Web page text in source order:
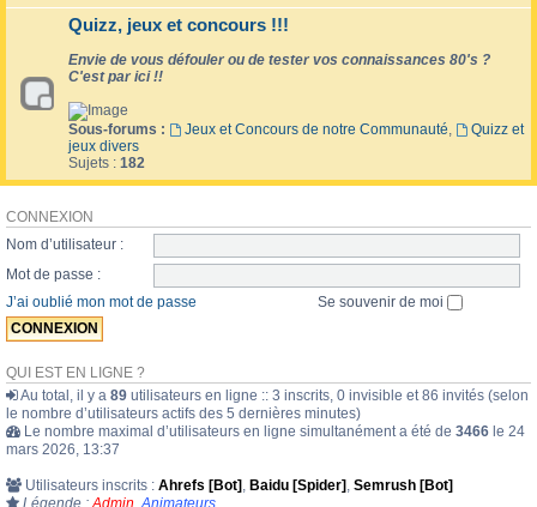
Quizz, jeux et concours !!!
Envie de vous défouler ou de tester vos connaissances 80's ?
C'est par ici !!
Sous-forums : Jeux et Concours de notre Communauté,
Quizz et
jeux divers
Sujets : 182
CONNEXION
Nom d’utilisateur :
Mot de passe :
J’ai oublié mon mot de passe
Se souvenir de moi
QUI EST EN LIGNE ?
Au total, il y a 89 utilisateurs en ligne :: 3 inscrits, 0 invisible et 86 invités (selon
le nombre d’utilisateurs actifs des 5 dernières minutes)
Le nombre maximal d’utilisateurs en ligne simultanément a été de 3466 le 24
mars 2026, 13:37
Utilisateurs inscrits : Ahrefs [Bot] , Baidu [Spider] , Semrush [Bot]
Légende : Admin Animateurs